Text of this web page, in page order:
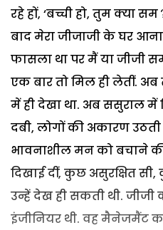
रहे हों, ‘बच्ची हो, तुम क्या
बाद मेरा जीजाजी के घर
फासला था पर मैं या जीजी
एक बार तो मिल ही लेतीं.
में ही देखा था. अब ससुराल में
दबी, लोगों की अकारण
भावनाशील मन को बचाने
दिखाई दीं, कुछ असुरक्षित
उन्हें देख ही सकती थी. जीजी
इंजीनियर थी. वह मैनेजमैंट